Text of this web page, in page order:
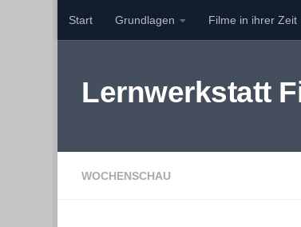
Zum Inhalt springen
Start Grundlagen Filme in ihrer Zeit
Lernwerkstatt
WOCHENSCHAU